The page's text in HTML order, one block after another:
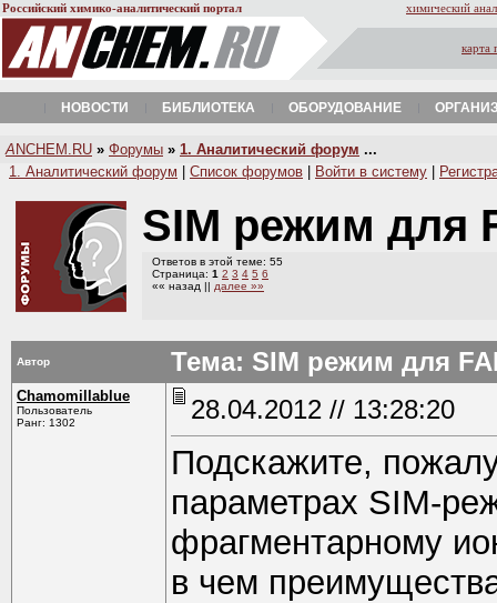
Российский химико-аналитический портал химический
карта
НОВОСТИ БИБЛИОТЕКА ОБОРУДОВАНИЕ
A NCHEM.RU » Форумы » 1. Аналитический форум ...
1. Аналитический форум
Список форумов Войти в систему
SIM режим для
Ответов в этой теме: 55
Страница: 1 2 3 4 5 6
«« назад || далее »»
Автор Тема: SIM режим для
Chamomillablue
Пользователь
Ранг: 1302
28.04.2012 // 13:28:20
Подскажите,
параметрах SIM-
фрагментарному
в чем